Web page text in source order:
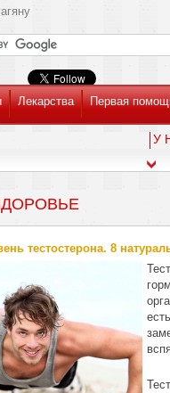
Лекарства Первая
У
тестостерона. 8